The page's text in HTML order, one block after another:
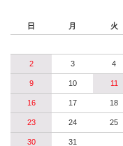
日 月 火
2 3 4
9 10 11
16 17 18
23 24 25
30 31